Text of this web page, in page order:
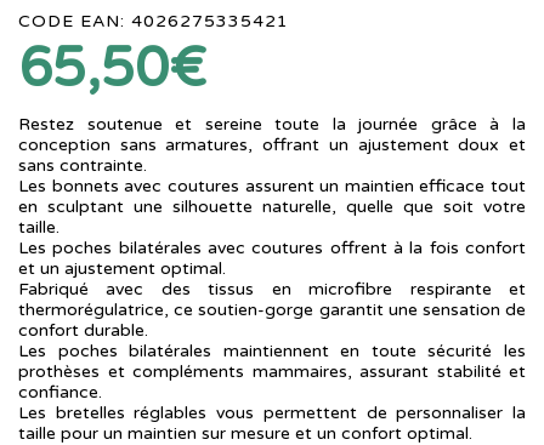
CODE EAN: 4026275335421
65,50€
Restez soutenue et sereine toute la journée grâce à la
conception sans armatures, offrant un ajustement doux et
sans contrainte.
Les bonnets avec coutures assurent un maintien efficace tout
en sculptant une silhouette naturelle, quelle que soit votre
taille.
Les poches bilatérales avec coutures offrent à la fois confort
et un ajustement optimal.
Fabriqué avec des tissus en microfibre respirante et
thermorégulatrice, ce soutien-gorge garantit une sensation de
confort durable.
Les poches bilatérales maintiennent en toute sécurité les
prothèses et compléments mammaires, assurant stabilité et
confiance.
Les bretelles réglables vous permettent de personnaliser la
taille pour un maintien sur mesure et un confort optimal.